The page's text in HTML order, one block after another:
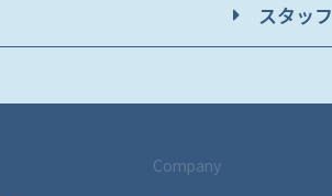
スタッ
Company